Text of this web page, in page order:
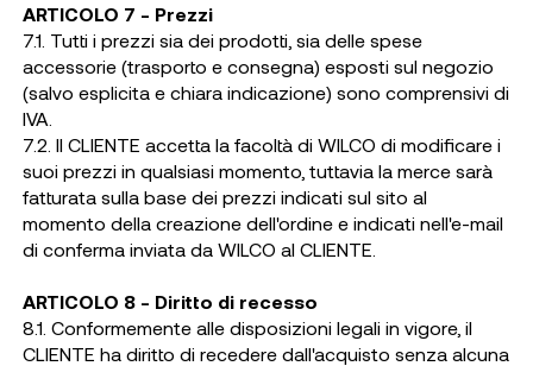
ARTICOLO 7 - Prezzi
7.1. Tutti i prezzi sia dei prodotti, sia delle spese
accessorie (trasporto e consegna) esposti sul negozio
(salvo esplicita e chiara indicazione) sono comprensivi di
IVA.
7.2. Il CLIENTE accetta la facoltà di WILCO di modificare i
suoi prezzi in qualsiasi momento, tuttavia la merce sarà
fatturata sulla base dei prezzi indicati sul sito al
momento della creazione dell'ordine e indicati nell'e-mail
di conferma inviata da WILCO al CLIENTE.
ARTICOLO 8 - Diritto di recesso
8.1. Conformemente alle disposizioni legali in vigore, il
CLIENTE ha diritto di recedere dall'acquisto senza alcuna